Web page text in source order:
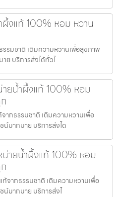
งแท้ 100% หอม หวาน
รมชาติ เติมความหวานเพื่อสุขภาพ
ย บริการส่งได้ทั่วไ
ยน้ำผึ้งแท้ 100% หอม
ากธรรมชาติ เติมความหวานเพื่อ
น์มากมาย บริการส่งได
ายน้ำผึ้งแท้ 100% หอม
จากธรรมชาติ เติมความหวานเพื่อ
น์มากมาย บริการส่งไ